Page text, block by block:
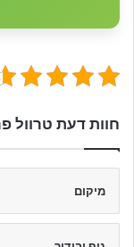
חוות דעת טרוול
מיקום